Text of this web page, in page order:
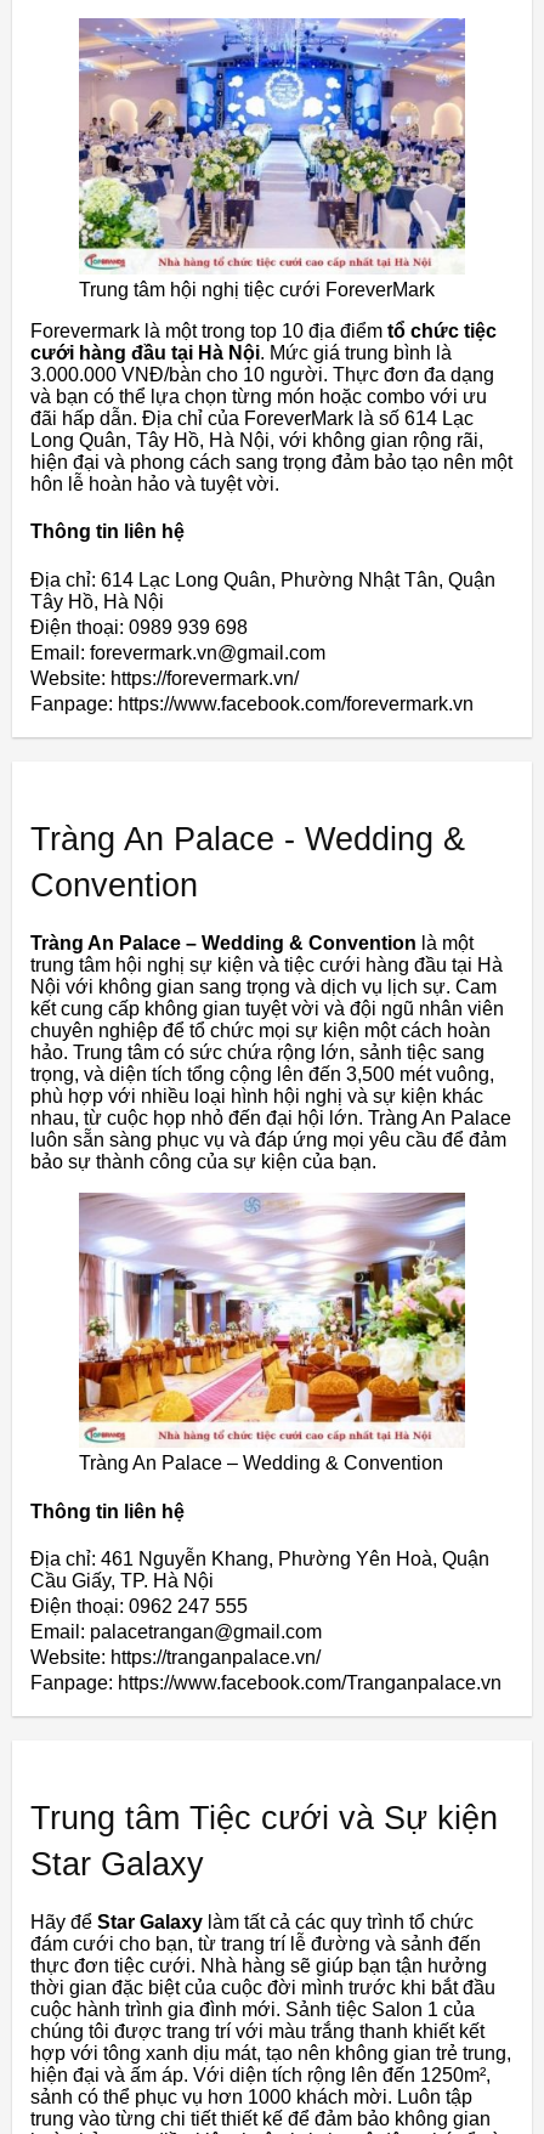
Trung tâm hội nghị tiệc cưới ForeverMark
Forevermark là một trong top 10 địa điểm tổ chức tiệc
cưới hàng đầu tại Hà Nội. Mức giá trung bình là
3.000.000 VNĐ/bàn cho 10 người. Thực đơn đa dạng
và bạn có thể lựa chọn từng món hoặc combo với ưu
đãi hấp dẫn. Địa chỉ của ForeverMark là số 614 Lạc
Long Quân, Tây Hồ, Hà Nội, với không gian rộng rãi,
hiện đại và phong cách sang trọng đảm bảo tạo nên một
hôn lễ hoàn hảo và tuyệt vời.
Thông tin liên hệ
Địa chỉ: 614 Lạc Long Quân, Phường Nhật Tân, Quận
Tây Hồ, Hà Nội
Điện thoại: 0989 939 698
Email: forevermark.vn@gmail.com
Website: https://forevermark.vn/
Fanpage: https://www.facebook.com/forevermark.vn
Tràng An Palace - Wedding &
Convention
Tràng An Palace – Wedding & Convention là một
trung tâm hội nghị sự kiện và tiệc cưới hàng đầu tại Hà
Nội với không gian sang trọng và dịch vụ lịch sự. Cam
kết cung cấp không gian tuyệt vời và đội ngũ nhân viên
chuyên nghiệp để tổ chức mọi sự kiện một cách hoàn
hảo. Trung tâm có sức chứa rộng lớn, sảnh tiệc sang
trọng, và diện tích tổng cộng lên đến 3,500 mét vuông,
phù hợp với nhiều loại hình hội nghị và sự kiện khác
nhau, từ cuộc họp nhỏ đến đại hội lớn. Tràng An Palace
luôn sẵn sàng phục vụ và đáp ứng mọi yêu cầu để đảm
bảo sự thành công của sự kiện của bạn.
Tràng An Palace – Wedding & Convention
Thông tin liên hệ
Địa chỉ: 461 Nguyễn Khang, Phường Yên Hoà, Quận
Cầu Giấy, TP. Hà Nội
Điện thoại: 0962 247 555
Email: palacetrangan@gmail.com
Website: https://tranganpalace.vn/
Fanpage: https://www.facebook.com/Tranganpalace.vn
Trung tâm Tiệc cưới và Sự kiện
Star Galaxy
Hãy để Star Galaxy làm tất cả các quy trình tổ chức
đám cưới cho bạn, từ trang trí lễ đường và sảnh đến
thực đơn tiệc cưới. Nhà hàng sẽ giúp bạn tận hưởng
thời gian đặc biệt của cuộc đời mình trước khi bắt đầu
cuộc hành trình gia đình mới. Sảnh tiệc Salon 1 của
chúng tôi được trang trí với màu trắng thanh khiết kết
hợp với tông xanh dịu mát, tạo nên không gian trẻ trung,
hiện đại và ấm áp. Với diện tích rộng lên đến 1250m²,
sảnh có thể phục vụ hơn 1000 khách mời. Luôn tập
trung vào từng chi tiết thiết kế để đảm bảo không gian